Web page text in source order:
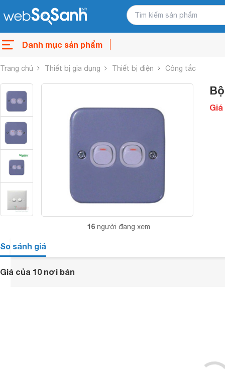
Danh mục sản phẩm
Trang chủ Thiết bị gia dụng Thiết bị điện Công tắc
16 người đang xem
So sánh giá
Giá của 10 nơi bán